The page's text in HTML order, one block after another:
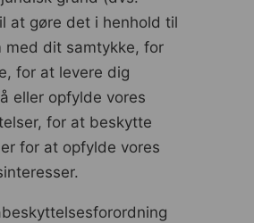
at gøre det i henhold til
dit samtykke, for
for at levere dig
eller opfylde vores
for at beskytte
for at opfylde vores